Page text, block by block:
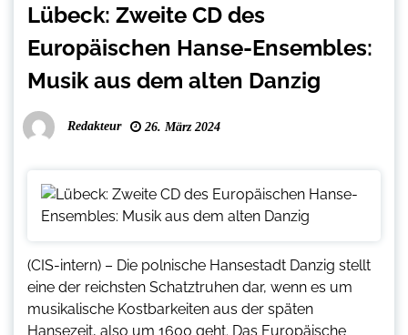
Lübeck: Zweite CD des
Europäischen Hanse-Ensembles:
Musik aus dem alten Danzig
Redakteur 26. März 2024
(CIS-intern) – Die polnische Hansestadt Danzig stellt
eine der reichsten Schatztruhen dar, wenn es um
musikalische Kostbarkeiten aus der späten
Hansezeit, also um 1600 geht. Das Europäische